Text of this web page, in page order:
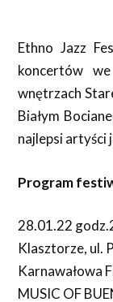
Ethno Jazz
koncertów
wnętrzach
Białym
najlepsi artyści
Program
28.01.22
Klasztorze, ul.
Karnawałowa
MUSIC OF